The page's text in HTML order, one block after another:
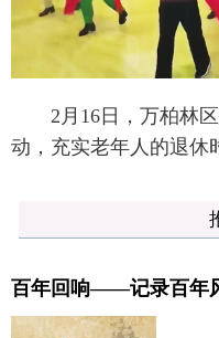
2月16日，万柏林区
动，充实老年人的退休
百年回响——记录百年